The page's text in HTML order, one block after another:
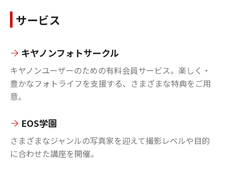
サービス
キヤノンフォトサークル
キヤノンユーザーのための有料会員サービス。楽しく・
豊かなフォトライフを支援する、さまざまな特典をご用
意。
EOS学園
さまざまなジャンルの写真家を迎えて撮影レベルや目的
に合わせた講座を開催。